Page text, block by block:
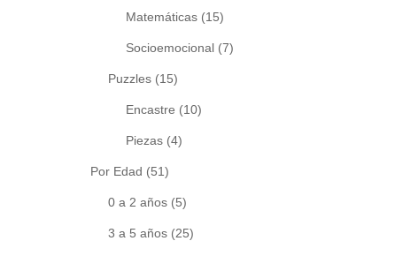
Matemáticas (15)
Socioemocional (7)
Puzzles (15)
Encastre (10)
Piezas (4)
Por Edad (51)
0 a 2 años (5)
3 a 5 años (25)